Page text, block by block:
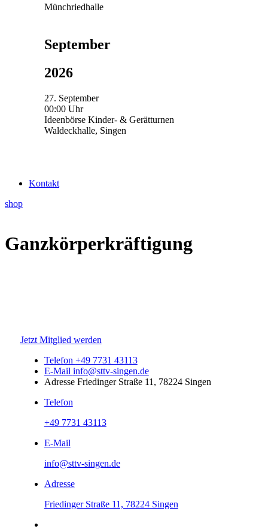
Münchriedhalle
September
2026
27. September
00:00 Uhr
Ideenbörse Kinder- & Gerätturnen
Waldeckhalle, Singen
Kontakt
shop
Ganzkörperkräftigung
Jetzt Mitglied werden
Telefon +49 7731 43113
E-Mail info@sttv-singen.de
Adresse Friedinger Straße 11, 78224 Singen
Telefon
+49 7731 43113
E-Mail
info@sttv-singen.de
Adresse
Friedinger Straße 11, 78224 Singen